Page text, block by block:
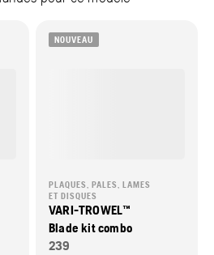
NOUVEAU
PLAQUES, PALES, LAMES
ET DISQUES
VARI-TROWEL™
Blade kit combo
239